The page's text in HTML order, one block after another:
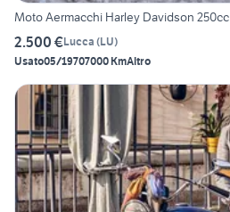
Moto Aermacchi Harley Davidson 250cc
2.500 €Lucca (LU)
Usato05/19707000 KmAltro